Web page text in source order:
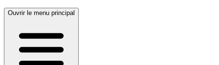
Ouvrir le menu principal